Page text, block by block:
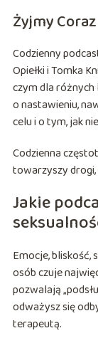
Żyjmy
Codzienny
Opiełki i Tomka
czym dla różnych
o nastawieniu,
celu i o tym, jak
Codzienna
towarzyszy drogi,
Jakie
Emocje,
osób czuje
pozwalają
odważysz się
terapeutą.